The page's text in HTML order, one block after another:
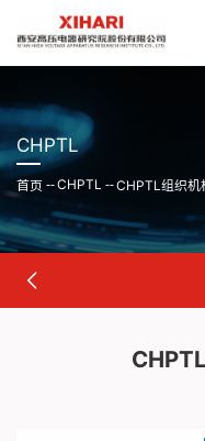
CHPTL
首页 -- CHPTL -- CHPTL组织机